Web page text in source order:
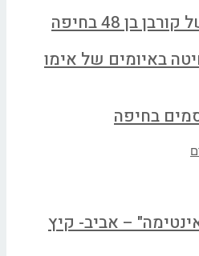
בן 48 בחיפה
באיומים של אימו
בחיפה
– אביב- קיץ